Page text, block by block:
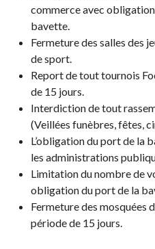
commerce avec
bavette.
Fermeture des salles des
de sport.
Report de tout tournois
de 15 jours.
Interdiction de tout
(Veillées funèbres, fêtes,
L’obligation du port de la
les administrations
Limitation du nombre de
obligation du port de la
Fermeture des mosquées
période de 15 jours.